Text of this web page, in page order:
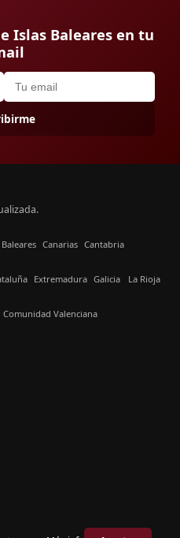
Islas Baleares en tu
Baleares Canarias Cantabria
Extremadura Galicia La Rioja
Comunidad Valenciana